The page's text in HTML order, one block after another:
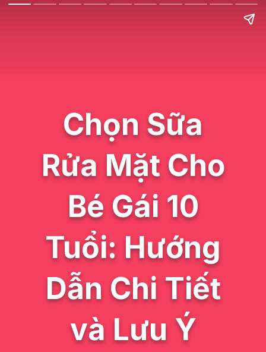
Chọn Sữa
Rửa Mặt Cho
Bé Gái 10
Tuổi: Hướng
Dẫn Chi Tiết
và Lưu Ý